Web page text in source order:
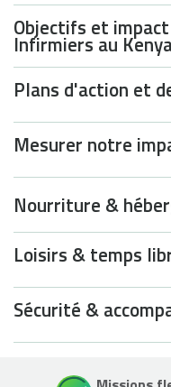
Objectifs et
Infirmiers au
Plans d'action et
Mesurer notre
Nourriture &
Loisirs & temps
Sécurité &